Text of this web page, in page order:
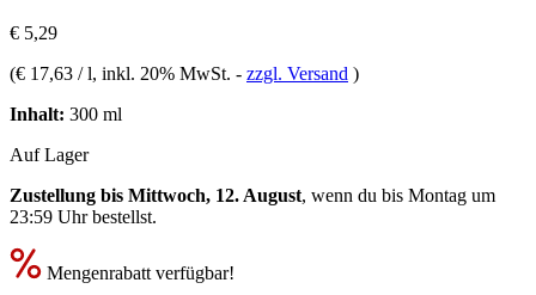
€ 5,29
(€ 17,63 / l, inkl. 20% MwSt. - zzgl. Versand )
Inhalt: 300 ml
Auf Lager
Zustellung bis Mittwoch, 12. August, wenn du bis Montag um
23:59 Uhrbestellst.
Mengenrabatt verfügbar!